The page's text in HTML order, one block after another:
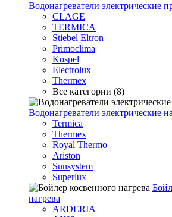
Водонагреватeли электрические
CLAGE
TERMICA
Stiebel Eltron
Primoclima
Kospel
Electrolux
Thermex
Все категории (8)
Водонагреватели электрические
Termica
Thermex
Royal Thermo
Ariston
Sunsystem
Superlux
нагрева
ARDERIA